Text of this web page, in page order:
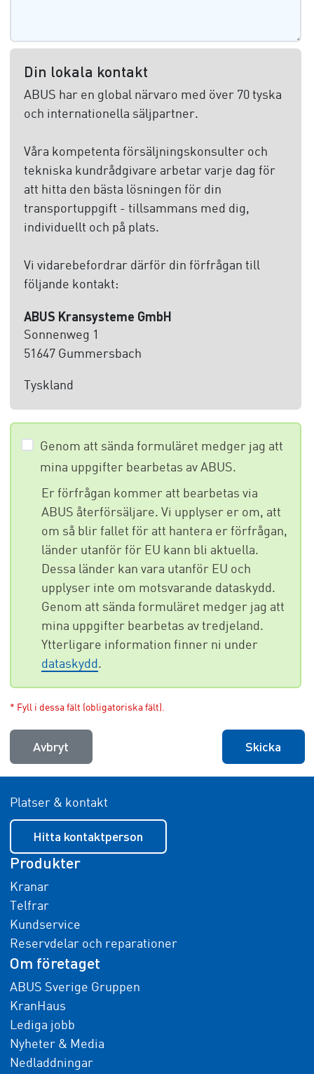
Din lokala kontakt
ABUS har en global närvaro med över 70 tyska
och internationella säljpartner.
Våra kompetenta försäljningskonsulter och
tekniska kundrådgivare arbetar varje dag för
att hitta den bästa lösningen för din
transportuppgift - tillsammans med dig,
individuellt och på plats.
Vi vidarebefordrar därför din förfrågan till
följande kontakt:
ABUS Kransysteme GmbH
Sonnenweg 1
51647 Gummersbach
Tyskland
Genom att sända formuläret medger jag att
mina uppgifter bearbetas av ABUS.
Er förfrågan kommer att bearbetas via
ABUS återförsäljare. Vi upplyser er om, att
om så blir fallet för att hantera er förfrågan,
länder utanför för EU kann bli aktuella.
Dessa länder kan vara utanför EU och
upplyser inte om motsvarande dataskydd.
Genom att sända formuläret medger jag att
mina uppgifter bearbetas av tredjeland.
Ytterligare information finner ni under
dataskydd .
* Fyll i dessa fält (obligatoriska fält).
Avbryt Skicka
Platser & kontakt
Hitta kontaktperson
Produkter
Kranar
Telfrar
Kundservice
Reservdelar och reparationer
Om företaget
ABUS Sverige Gruppen
KranHaus
Lediga jobb
Nyheter & Media
Nedladdningar